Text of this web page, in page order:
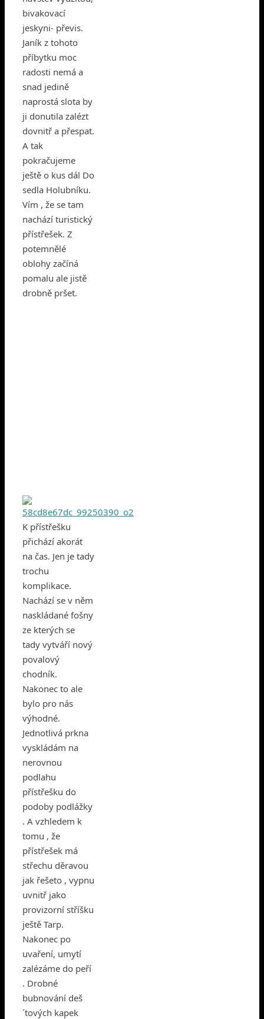
bivakovací
jeskyni- převis.
Janík z tohoto
příbytku moc
radosti nemá a
snad jedině
naprostá slota by
ji donutila zalézt
dovnitř a přespat.
A tak
pokračujeme
ještě o kus dál Do
sedla Holubníku.
Vím , že se tam
nachází turistický
přístřešek. Z
potemnělé
oblohy začíná
pomalu ale jistě
drobně pršet.
K přístřešku
přichází akorát
na čas. Jen je tady
trochu
komplikace.
Nachází se v něm
naskládané fošny
ze kterých se
tady vytváří nový
povalový
chodník.
Nakonec to ale
bylo pro nás
výhodné.
Jednotlivá prkna
vyskládám na
nerovnou
podlahu
přístřešku do
podoby podlážky
. A vzhledem k
tomu , že
přístřešek má
střechu děravou
jak řešeto , vypnu
uvnitř jako
provizorní stříšku
ještě Tarp.
Nakonec po
uvaření, umytí
zalézáme do peří
. Drobné
bubnování deš
´tových kapek